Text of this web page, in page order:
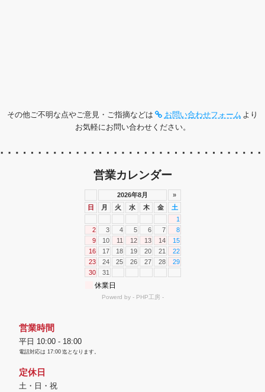
その他ご不明な点やご意見・ご指摘などは お問い合わせフォーム より
お気軽にお問い合わせください。
営業カレンダー
営業時間
平日 10:00 - 18:00
電話対応は 17:00 迄となります。
定休日
土・日・祝